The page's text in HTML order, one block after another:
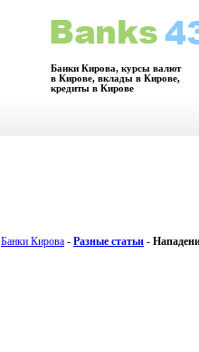
Банки Кирова, курсы валют
в Кирове, вклады в Кирове,
кредиты в Кирове
Банки Кирова - Разные статьи -